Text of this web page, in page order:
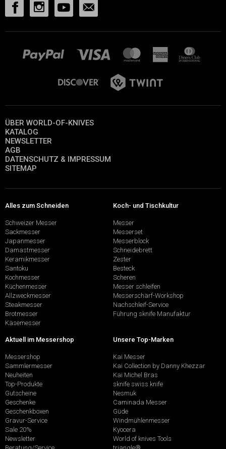
ÜBER WORLD-OF-KNIVES
KATALOG
NEWSLETTER
AGB
DATENSCHUTZ & IMPRESSUM
SITEMAP
Alles zum Schneiden
Schweizer Messer
Sackmesser
Japanmesser
Damastmesser
Keramikmesser
Santoku
Kochmesser
Küchenmesser
Allzweckmesser
Steakmesser
Brotmesser
Käsemesser
Koch- und Tischkultur
Messer
Messerset
Messerblock
Schneidebrett
Zester
Besteck
Scheren
Messer schleifen
Messerschärf-Workshop
Nachschleif-Service
Führung sknife Manufaktur
Aktuell im Messershop
Messershop
Sammlermesser
Neuheiten
Top-Produkte
Gutscheine
Geschenke
Geschenkboxen
Gravur-Service
Sale 20%
Newsletter
Unsere Top-Marken
Kai Messer
Kai Collection by Danny Khezzar
Kai Michel Bras
sknife swiss knife
Nesmuk
Caminada Messer
Güde
Windmühlenmesser
Kyocera
World of knives Tools